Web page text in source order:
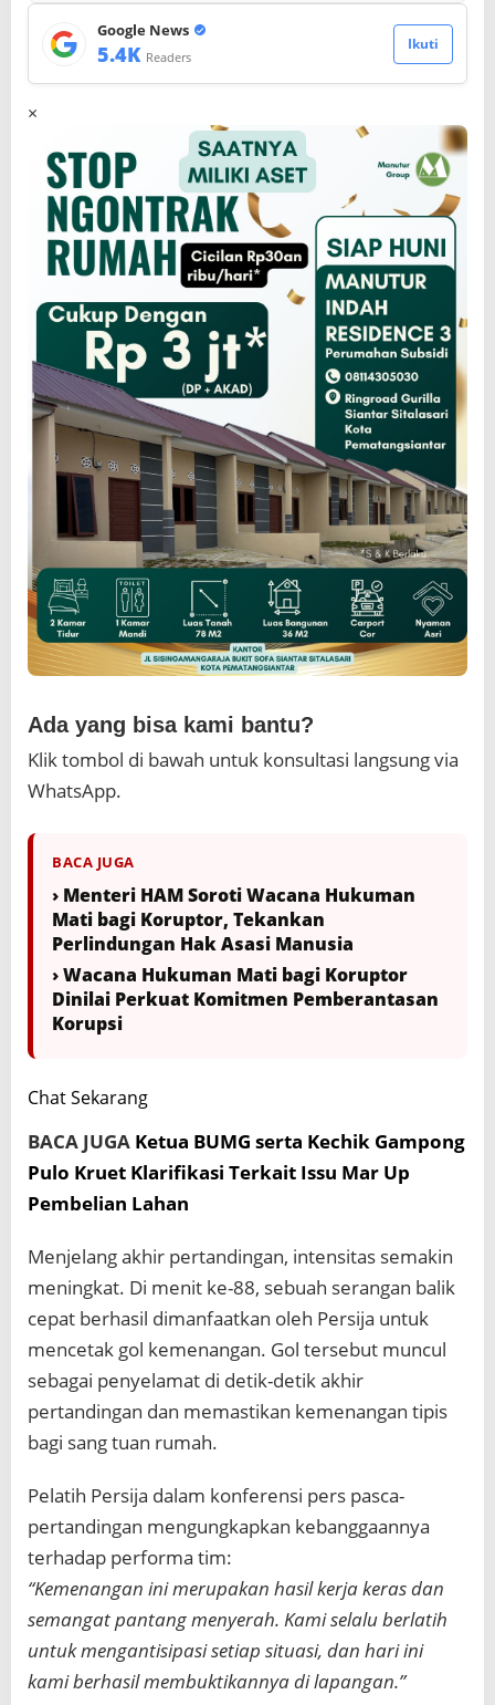
Google News
5.4K Readers
Ikuti
×
Ada yang bisa kami bantu?
Klik tombol di bawah untuk konsultasi langsung via
WhatsApp.
BACA JUGA
› Menteri HAM Soroti Wacana Hukuman
Mati bagi Koruptor, Tekankan
Perlindungan Hak Asasi Manusia
› Wacana Hukuman Mati bagi Koruptor
Dinilai Perkuat Komitmen Pemberantasan
Korupsi
Chat Sekarang
BACA JUGA Ketua BUMG serta Kechik Gampong
Pulo Kruet Klarifikasi Terkait Issu Mar Up
Pembelian Lahan
Menjelang akhir pertandingan, intensitas semakin
meningkat. Di menit ke-88, sebuah serangan balik
cepat berhasil dimanfaatkan oleh Persija untuk
mencetak gol kemenangan. Gol tersebut muncul
sebagai penyelamat di detik-detik akhir
pertandingan dan memastikan kemenangan tipis
bagi sang tuan rumah.
Pelatih Persija dalam konferensi pers pasca-
pertandingan mengungkapkan kebanggaannya
terhadap performa tim:
“Kemenangan ini merupakan hasil kerja keras dan
semangat pantang menyerah. Kami selalu berlatih
untuk mengantisipasi setiap situasi, dan hari ini
kami berhasil membuktikannya di lapangan.”